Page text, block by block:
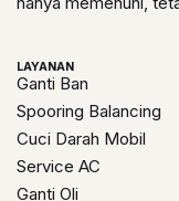
LAYANAN
Ganti Ban
Spooring Balancing
Cuci Darah Mobil
Service AC
Ganti Oli